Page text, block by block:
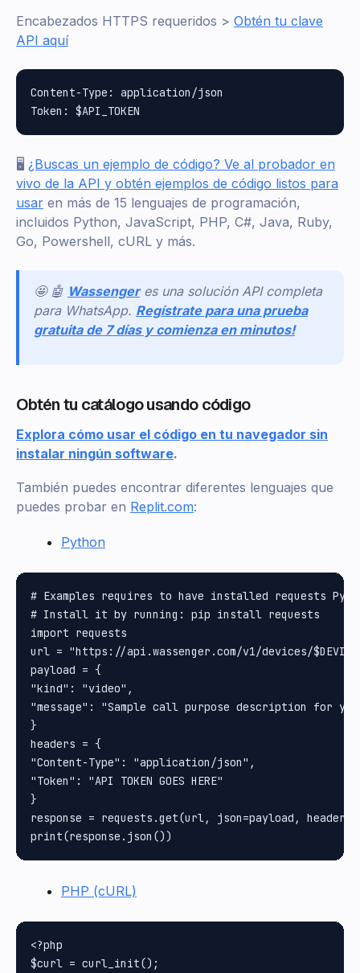
Encabezados HTTPS requeridos > Obtén tu clave
API aquí
Content-Type: application/json
🖥️ ¿Buscas un ejemplo de código? Ve al probador en
vivo de la API y obtén ejemplos de código listos para
usar en más de 15 lenguajes de programación,
incluidos Python, JavaScript, PHP, C#, Java, Ruby,
Go, Powershell, cURL y más.
🤩 🤖 Wassenger es una solución API completa
para WhatsApp. Regístrate para una prueba
gratuita de 7 días y comienza en minutos!
Obtén tu catálogo usando código
Explora cómo usar el código en tu navegador sin
instalar ningún software.
También puedes encontrar diferentes lenguajes que
puedes probar en Replit.com:
Python
# Examples requires to have installed requests
# Install it by running: pip install requests
import requests
url = "https://api.wassenger.com/v1/devices/
payload = {
"kind": "video",
"message": "Sample call purpose description for
}
headers = {
"Content-Type": "application/json",
"Token": "API TOKEN GOES HERE"
}
response = requests.get(url, json=payload,
PHP (cURL)
<?php
$curl = curl_init();